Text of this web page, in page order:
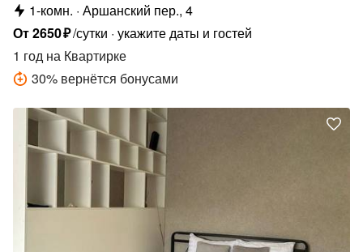
1-комн. Аршанский пер., 4
От2650₽/сутки укажите даты и гостей
1 год на Квартирке
30% вернётся бонусами